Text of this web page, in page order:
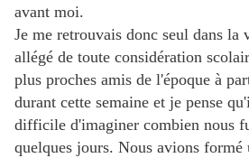
avant moi.
Je me retrouvais donc seul dans
allégé de toute considération
plus proches amis de l'époque à
durant cette semaine et je pense
difficile d'imaginer combien nous
quelques jours. Nous avions formé